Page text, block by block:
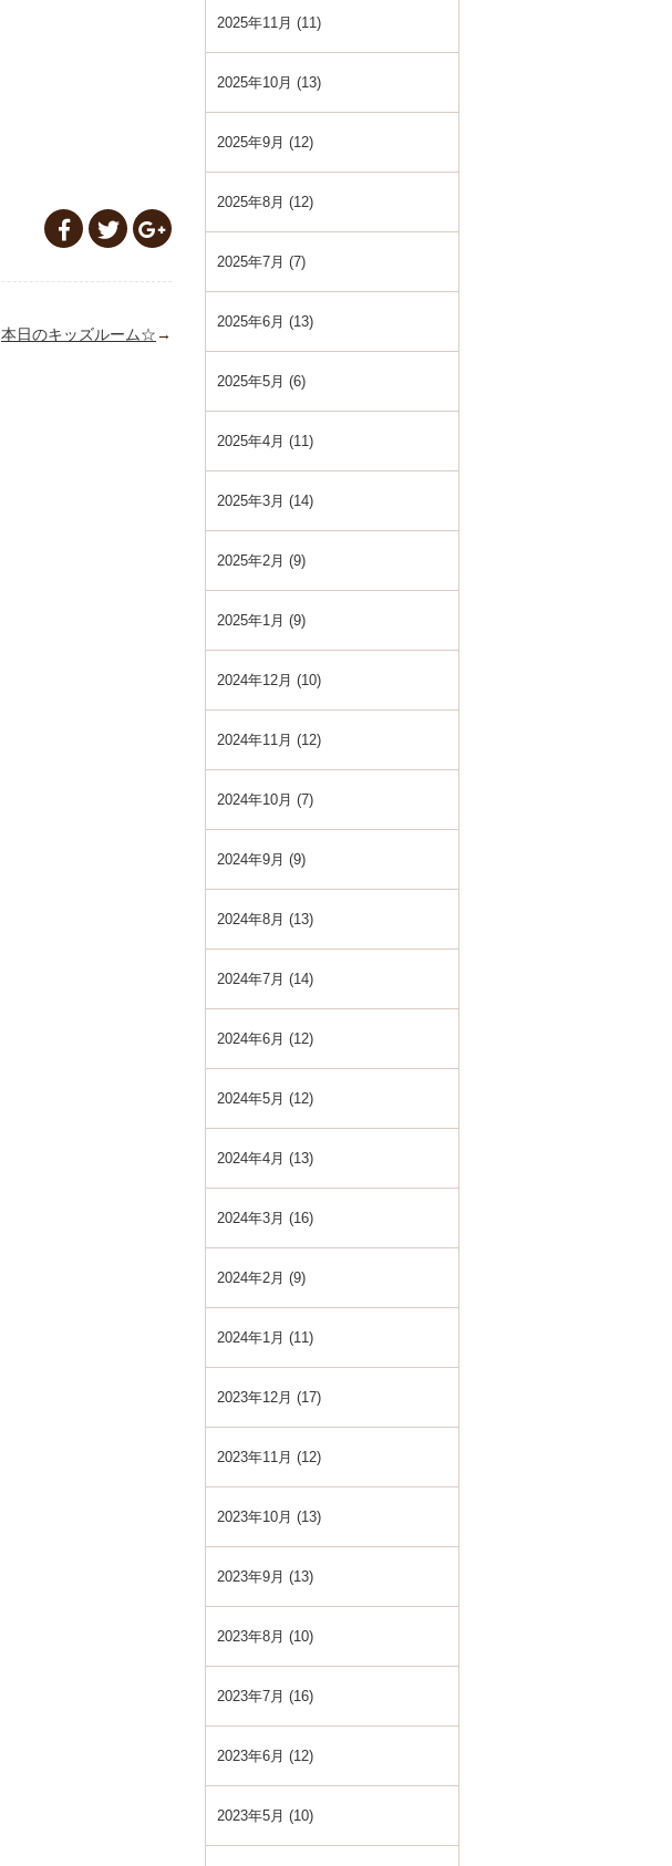
本日のキッズルーム☆→
2025年11月 (11)
2025年10月 (13)
2025年9月 (12)
2025年8月 (12)
2025年7月 (7)
2025年6月 (13)
2025年5月 (6)
2025年4月 (11)
2025年3月 (14)
2025年2月 (9)
2025年1月 (9)
2024年12月 (10)
2024年11月 (12)
2024年10月 (7)
2024年9月 (9)
2024年8月 (13)
2024年7月 (14)
2024年6月 (12)
2024年5月 (12)
2024年4月 (13)
2024年3月 (16)
2024年2月 (9)
2024年1月 (11)
2023年12月 (17)
2023年11月 (12)
2023年10月 (13)
2023年9月 (13)
2023年8月 (10)
2023年7月 (16)
2023年6月 (12)
2023年5月 (10)